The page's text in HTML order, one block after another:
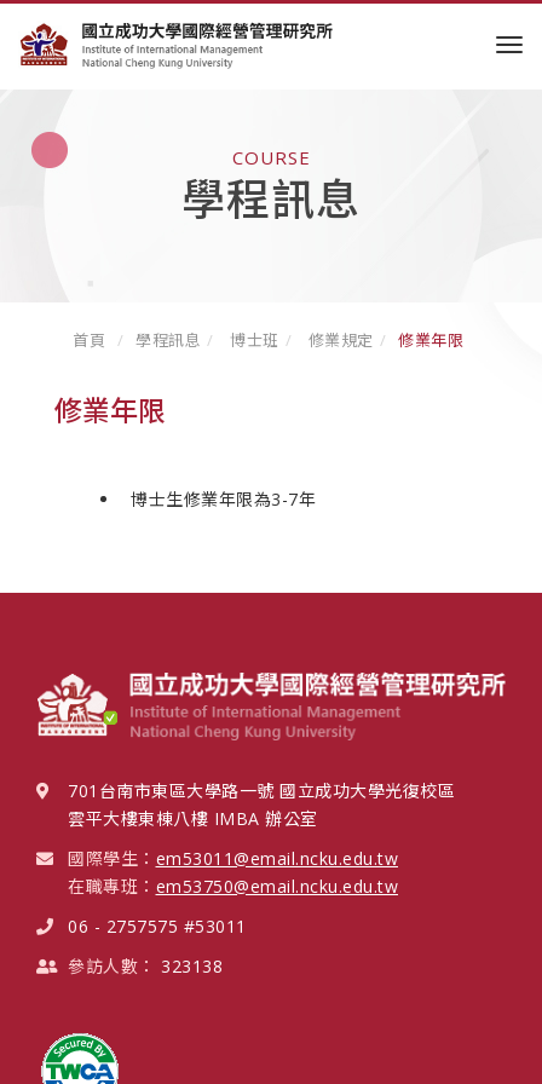
COURSE
學程訊息
首頁 學程訊息 博士班 修業規定 修業年限
修業年限
博士生修業年限為3-7年
701台南市東區大學路一號 國立成功大學光復校區
雲平大樓東棟八樓 IMBA 辦公室
國際學生： em53011@email.ncku.edu.tw
在職專班： em53750@email.ncku.edu.tw
06 - 2757575 #53011
參訪人數： 323138